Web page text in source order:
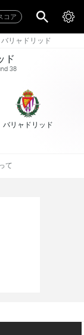
コア
リャドリッド
ド
38
バリャドリッド
て